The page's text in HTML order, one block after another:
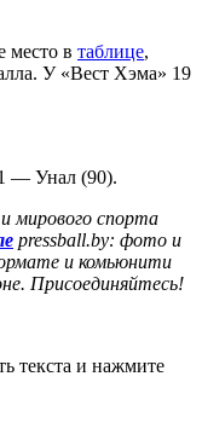
место в таблице,
У «Вест Хэма» 19
— Унал (90).
мирового спорта
pressball.by: фото и
и комьюнити
Присоединяйтесь!
текста и нажмите